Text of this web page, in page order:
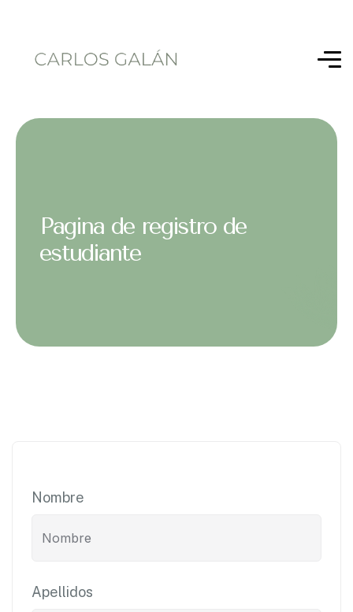
Pagina de registro de
estudiante
Nombre
Apellidos